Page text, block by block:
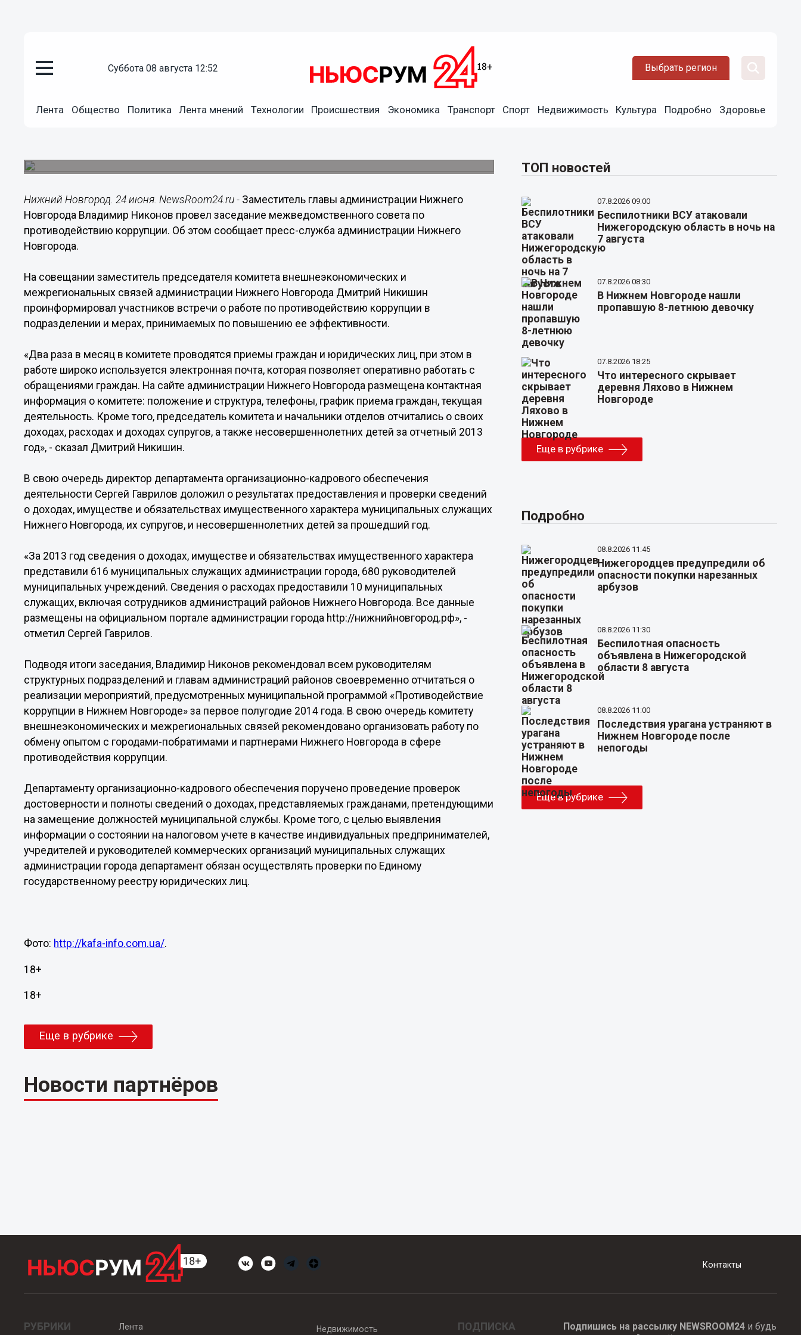
суббота 08 августа 12:52 Выбрать регион
Лента Общество Политика Лента мнений Технологии Происшествия Экономика Транспорт Спорт Недвижимость Культура Подробно Здоровье
Более 600 служащих администрации Нижнего Новгорода
Нижний Новгород. 24 июня. NewsRoom24.ru - Заместитель главы администрации Нижнего
Новгорода Владимир Никонов провел заседание межведомственного совета по
противодействию коррупции. Об этом сообщает пресс-служба администрации Нижнего
Новгорода.
На совещании заместитель председателя комитета внешнеэкономических и
межрегиональных связей администрации Нижнего Новгорода Дмитрий Никишин
проинформировал участников встречи о работе по противодействию коррупции в
подразделении и мерах, принимаемых по повышению ее эффективности.
«Два раза в месяц в комитете проводятся приемы граждан и юридических лиц, при этом в
работе широко используется электронная почта, которая позволяет оперативно работать с
обращениями граждан. На сайте администрации Нижнего Новгорода размещена контактная
информация о комитете: положение и структура, телефоны, график приема граждан, текущая
деятельность. Кроме того, председатель комитета и начальники отделов отчитались о своих
доходах, расходах и доходах супругов, а также несовершеннолетних детей за отчетный 2013
год», - сказал Дмитрий Никишин.
В свою очередь директор департамента организационно-кадрового обеспечения
деятельности Сергей Гаврилов доложил о результатах предоставления и проверки сведений
о доходах, имуществе и обязательствах имущественного характера муниципальных служащих
Нижнего Новгорода, их супругов, и несовершеннолетних детей за прошедший год.
«За 2013 год сведения о доходах, имуществе и обязательствах имущественного характера
представили 616 муниципальных служащих администрации города, 680 руководителей
муниципальных учреждений. Сведения о расходах предоставили 10 муниципальных
служащих, включая сотрудников администраций районов Нижнего Новгорода. Все данные
размещены на официальном портале администрации города http://нижнийновгород.рф», -
отметил Сергей Гаврилов.
Подводя итоги заседания, Владимир Никонов рекомендовал всем руководителям
структурных подразделений и главам администраций районов своевременно отчитаться о
реализации мероприятий, предусмотренных муниципальной программой «Противодействие
коррупции в Нижнем Новгороде» за первое полугодие 2014 года. В свою очередь комитету
внешнеэкономических и межрегиональных связей рекомендовано организовать работу по
обмену опытом с городами-побратимами и партнерами Нижнего Новгорода в сфере
противодействия коррупции.
Департаменту организационно-кадрового обеспечения поручено проведение проверок
достоверности и полноты сведений о доходах, представляемых гражданами, претендующими
на замещение должностей муниципальной службы. Кроме того, с целью выявления
информации о состоянии на налоговом учете в качестве индивидуальных предпринимателей,
учредителей и руководителей коммерческих организаций муниципальных служащих
администрации города департамент обязан осуществлять проверки по Единому
государственному реестру юридических лиц.
Фото: http://kafa-info.com.ua/.
18+
18+
Еще в рубрике
Новости партнёров
ТОП новостей
07.8.2026 09:00
Беспилотники ВСУ атаковали
Нижегородскую область в ночь на
7 августа
07.8.2026 08:30
В Нижнем Новгороде нашли
пропавшую 8-летнюю девочку
07.8.2026 18:25
Что интересного скрывает
деревня Ляхово в Нижнем
Новгороде
Еще в рубрике
Подробно
08.8.2026 11:45
Нижегородцев предупредили об
опасности покупки нарезанных
арбузов
08.8.2026 11:30
Беспилотная опасность
объявлена в Нижегородской
области 8 августа
08.8.2026 11:00
Последствия урагана устраняют в
Нижнем Новгороде после
непогоды
Еще в рубрике
Контакты
РУБРИКИ Лента Недвижимость ПОДПИСКА Подпишись на рассылку NEWSROOM24и будь